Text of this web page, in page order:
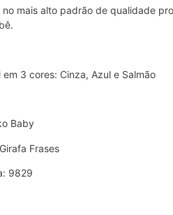
no mais alto padrão de qualidade
em 3 cores: Cinza, Azul e Salmão
Baby
Frases
9829